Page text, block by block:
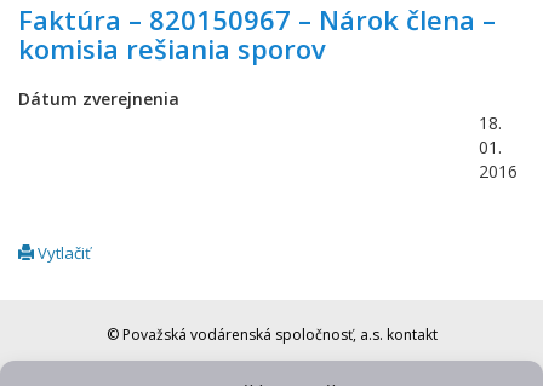
Faktúra – 820150967 – Nárok člena –
komisia rešiania sporov
Dátum zverejnenia
18.
01.
2016
Vytlačiť
© Považská vodárenská spoločnosť, a.s. kontakt